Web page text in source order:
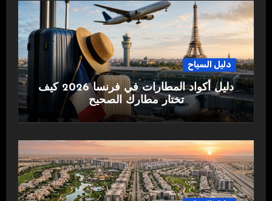
دليل السياح
دليل أكواد المطارات في فرنسا 2026 كيف
تختار مطارك الصحيح